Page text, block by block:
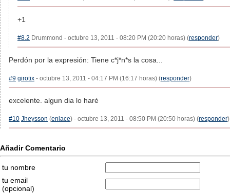
+1
#8.2 Drummond - octubre 13, 2011 - 08:20 PM (20:20 horas) (responder)
Perdón por la expresión: Tiene c*j*n*s la cosa...
#9 girotix - octubre 13, 2011 - 04:17 PM (16:17 horas) (responder)
excelente. algun dia lo haré
#10 Jheysson (enlace) - octubre 13, 2011 - 08:50 PM (20:50 horas) (responder)
Añadir Comentario
tu nombre
tu email
(opcional)